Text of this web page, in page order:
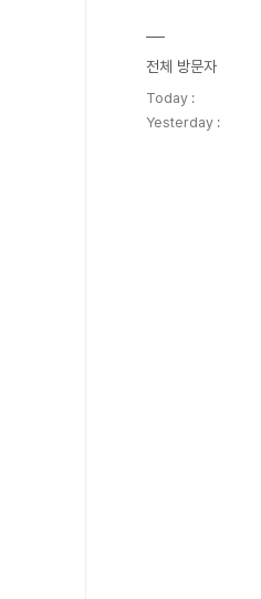
전체 방문자
Today :
Yesterday :